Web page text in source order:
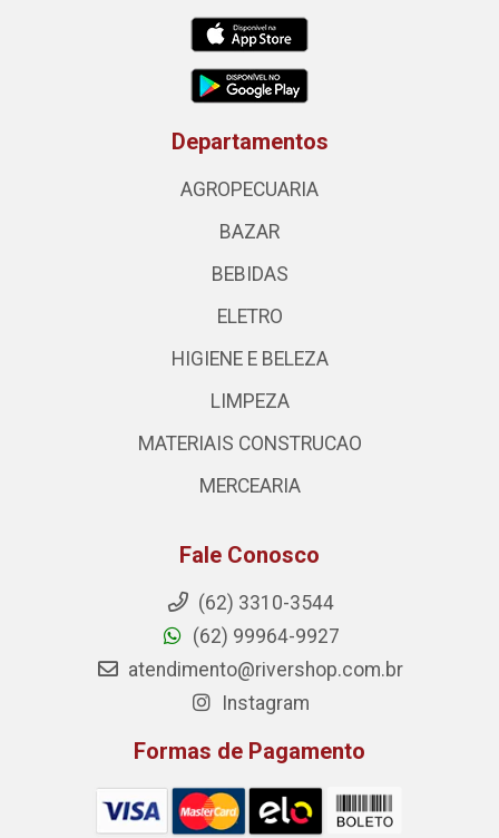
Departamentos
AGROPECUARIA
BAZAR
BEBIDAS
ELETRO
HIGIENE E BELEZA
LIMPEZA
MATERIAIS CONSTRUCAO
MERCEARIA
Fale Conosco
(62) 3310-3544
(62) 99964-9927
atendimento@rivershop.com.br
Instagram
Formas de Pagamento